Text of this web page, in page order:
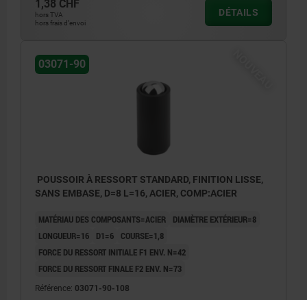
1,38 CHF
hors TVA
hors frais d’envoi
DÉTAILS
03071-90
POUSSOIR À RESSORT STANDARD, FINITION LISSE,
SANS EMBASE, D=8 L=16, ACIER, COMP:ACIER
MATÉRIAU DES COMPOSANTS=ACIER
DIAMÈTRE EXTÉRIEUR=8
LONGUEUR=16
D1=6
COURSE=1,8
FORCE DU RESSORT INITIALE F1 ENV. N=42
FORCE DU RESSORT FINALE F2 ENV. N=73
Référence: 03071-90-108